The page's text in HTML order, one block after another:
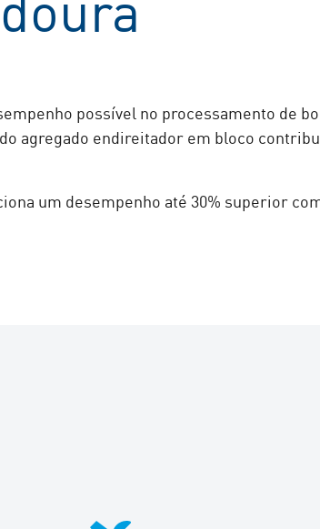
possível no processamento de
agregado endireitador em bloco
um desempenho até 30% superior